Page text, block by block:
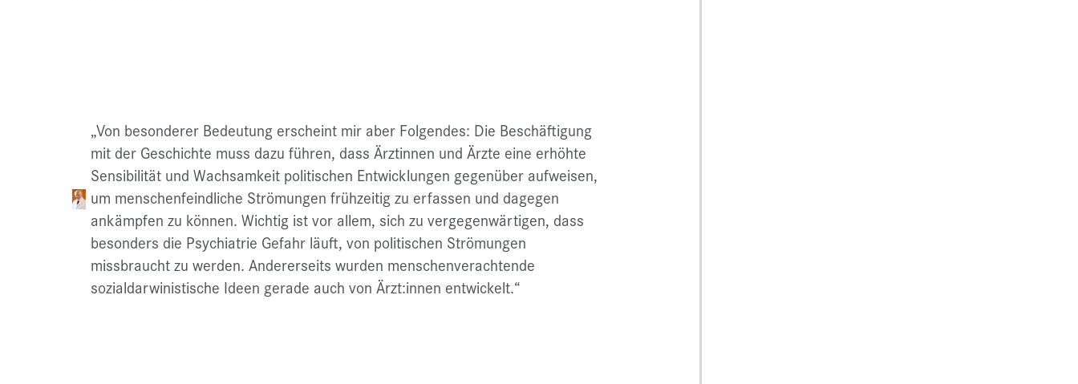
„Von besonderer Bedeutung erscheint mir aber Folgendes: Die Beschäftigung
mit der Geschichte muss dazu führen, dass Ärztinnen und Ärzte eine erhöhte
Sensibilität und Wachsamkeit politischen Entwicklungen gegenüber aufweisen,
um menschenfeindliche Strömungen frühzeitig zu erfassen und dagegen
ankämpfen zu können. Wichtig ist vor allem, sich zu vergegenwärtigen, dass
besonders die Psychiatrie Gefahr läuft, von politischen Strömungen
missbraucht zu werden. Andererseits wurden menschenverachtende
sozialdarwinistische Ideen gerade auch von Ärzt:innen entwickelt.“